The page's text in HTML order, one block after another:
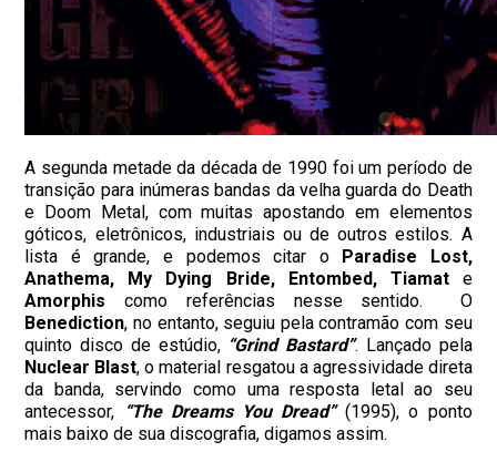
A segunda metade da década de 1990 foi um período de
transição para inúmeras bandas da velha guarda do Death
e Doom Metal, com muitas apostando em elementos
góticos, eletrônicos, industriais ou de outros estilos. A
lista é grande, e podemos citar o Paradise Lost,
Anathema, My Dying Bride, Entombed, Tiamate
Amorphis como referências nesse sentido. O
Benediction, no entanto, seguiu pela contramão com seu
quinto disco de estúdio, “Grind Bastard”. Lançado pela
Nuclear Blast, o material resgatou a agressividade direta
da banda, servindo como uma resposta letal ao seu
antecessor,
“The Dreams You Dread”(1995), o ponto
mais baixo de sua discografia, digamos assim.